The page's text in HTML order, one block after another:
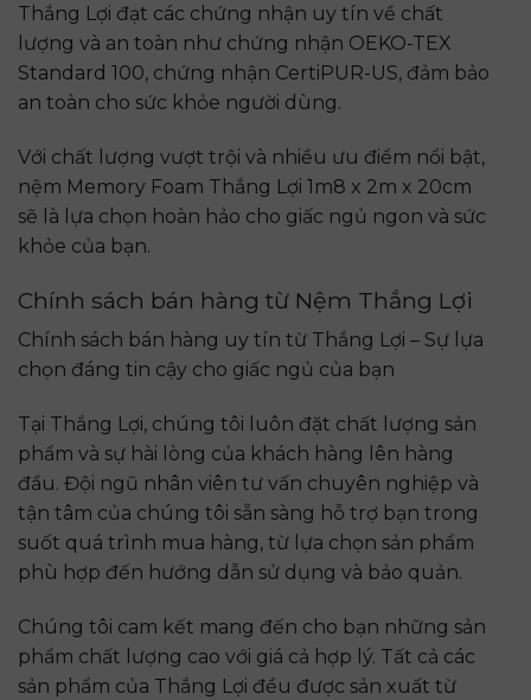
Thắng Lợi đạt các chứng nhận uy tín về chất
lượng và an toàn như chứng nhận OEKO-TEX
Standard 100, chứng nhận CertiPUR-US, đảm bảo
an toàn cho sức khỏe người dùng.
Với chất lượng vượt trội và nhiều ưu điểm nổi bật,
nệm Memory Foam Thắng Lợi 1m8 x 2m x 20cm
sẽ là lựa chọn hoàn hảo cho giấc ngủ ngon và sức
khỏe của bạn.
Chính sách bán hàng từ Nệm Thắng Lợi
Chính sách bán hàng uy tín từ Thắng Lợi – Sự lựa
chọn đáng tin cậy cho giấc ngủ của bạn
Tại Thắng Lợi, chúng tôi luôn đặt chất lượng sản
phẩm và sự hài lòng của khách hàng lên hàng
đầu. Đội ngũ nhân viên tư vấn chuyên nghiệp và
tận tâm của chúng tôi sẵn sàng hỗ trợ bạn trong
suốt quá trình mua hàng, từ lựa chọn sản phẩm
phù hợp đến hướng dẫn sử dụng và bảo quản.
Chúng tôi cam kết mang đến cho bạn những sản
phẩm chất lượng cao với giá cả hợp lý. Tất cả các
sản phẩm của Thắng Lợi đều được sản xuất từ